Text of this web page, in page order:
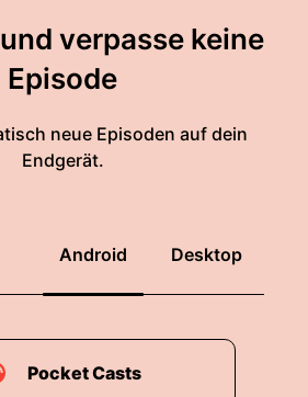
verpasse keine
Episode
neue Episoden auf dein
Endgerät.
Android Desktop
Pocket Casts